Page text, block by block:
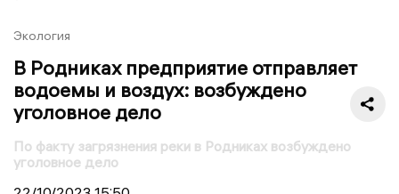
Экология
В Родниках предприятие отправляет
водоемы и воздух: возбуждено
уголовное дело
По факту загрязнения реки в Родниках возбуждено
уголовное дело